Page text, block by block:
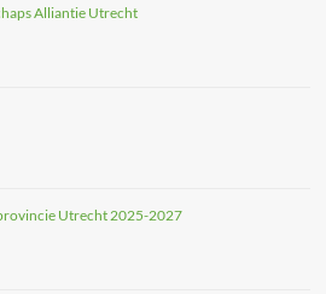
Alliantie Utrecht
Utrecht 2025-2027